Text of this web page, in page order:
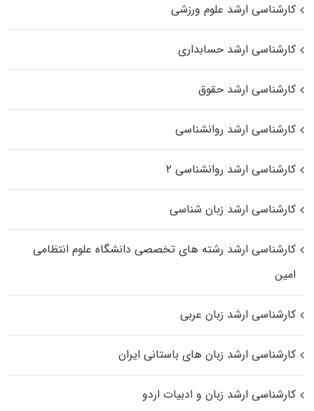
کارشناسی ارشد علوم ورزشی
کارشناسی ارشد حسابداری
کارشناسی ارشد حقوق
کارشناسی ارشد روانشناسی
کارشناسی ارشد روانشناسی ۲
کارشناسی ارشد زبان شناسی
کارشناسی ارشد رﺷﺘﻪ ﻫﺎی تخصصی داﻧﺸﮕﺎه ﻋﻠﻮم انتظامی
اﻣﻴﻦ
کارشناسی ارشد زبان عربی
کارشناسی ارشد زبان‌ های باستانی ایران
کارشناسی ارشد زبان و ادبیات اردو